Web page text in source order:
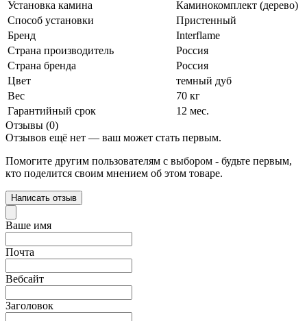
Установка камина
Каминокомплект (дерево)
Способ установки
Пристенный
Бренд
Interflame
Страна производитель
Россия
Страна бренда
Россия
Цвет
темный дуб
Вес
70 кг
Гарантийный срок
12 мес.
Отзывы (0)
Отзывов ещё нет — ваш может стать первым.
Помогите другим пользователям с выбором - будьте первым,
кто поделится своим мнением об этом товаре.
Написать отзыв
Ваше имя
Почта
Вебсайт
Заголовок